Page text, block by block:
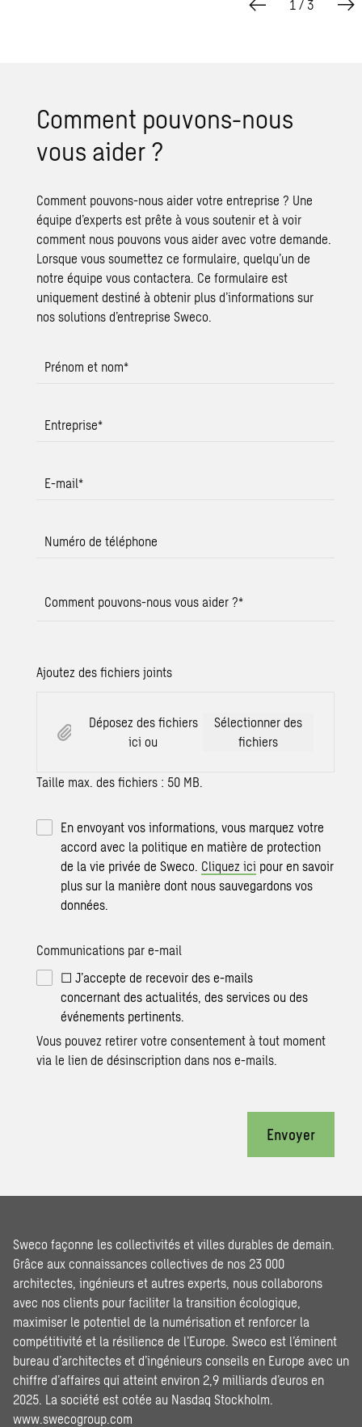
1 / 3
Comment pouvons-nous
vous aider ?
Comment pouvons-nous aider votre entreprise ? Une
équipe d’experts est prête à vous soutenir et à voir
comment nous pouvons vous aider avec votre demande.
Lorsque vous soumettez ce formulaire, quelqu’un de
notre équipe vous contactera. Ce formulaire est
uniquement destiné à obtenir plus d’informations sur
nos solutions d’entreprise Sweco.
Prénom et nom*
Entreprise*
E-mail*
Numéro de téléphone
Comment pouvons-nous vous aider ?*
Ajoutez des fichiers joints
Déposez des fichiers
ici ou
Sélectionner des
fichiers
Taille max. des fichiers : 50 MB.
En envoyant vos informations, vous marquez votre
accord avec la politique en matière de protection
de la vie privée de Sweco. Cliquez ici pour en savoir
plus sur la manière dont nous sauvegardons vos
données.
Communications par e-mail
☐ J’accepte de recevoir des e-mails
concernant des actualités, des services ou des
événements pertinents.
Vous pouvez retirer votre consentement à tout moment
via le lien de désinscription dans nos e-mails.
Envoyer
Sweco façonne les collectivités et villes durables de demain.
Grâce aux connaissances collectives de nos 23 000
architectes, ingénieurs et autres experts, nous collaborons
avec nos clients pour faciliter la transition écologique,
maximiser le potentiel de la numérisation et renforcer la
compétitivité et la résilience de l’Europe. Sweco est l’éminent
bureau d’architectes et d’ingénieurs conseils en Europe avec un
chiffre d’affaires qui atteint environ 2,9 milliards d’euros en
2025. La société est cotée au Nasdaq Stockholm.
www.swecogroup.com